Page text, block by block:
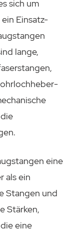
sich um
Einsatz-
lange,
eine
als ein
Stangen und
Stärken,
eine